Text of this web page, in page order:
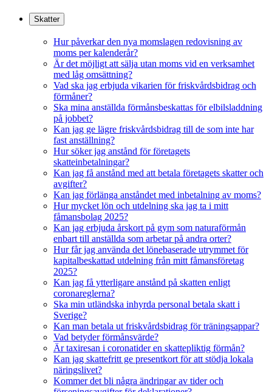
Skatter
Hur påverkar den nya momslagen redovisning av
moms per kalenderår?
Är det möjligt att sälja utan moms vid en verksamhet
med låg omsättning?
Vad ska jag erbjuda vikarien för friskvårdsbidrag och
förmåner?
Ska mina anställda förmånsbeskattas för elbilsladdning
på jobbet?
Kan jag ge lägre friskvårdsbidrag till de som inte har
fast anställning?
Hur söker jag anstånd för företagets
skatteinbetalningar?
Kan jag få anstånd med att betala företagets skatter och
avgifter?
Kan jag förlänga anståndet med inbetalning av moms?
Hur mycket lön och utdelning ska jag ta i mitt
fåmansbolag 2025?
Kan jag erbjuda årskort på gym som naturaförmån
enbart till anställda som arbetar på andra orter?
Hur får jag använda det lönebaserade utrymmet för
kapitalbeskattad utdelning från mitt fåmansföretag
2025?
Kan jag få ytterligare anstånd på skatten enligt
coronareglerna?
Ska min utländska inhyrda personal betala skatt i
Sverige?
Kan man betala ut friskvårdsbidrag för träningsappar?
Vad betyder förmånsvärde?
Är taxiresan i coronatider en skattepliktig förmån?
Kan jag skattefritt ge presentkort för att stödja lokala
näringslivet?
Kommer det bli några ändringar av tider och